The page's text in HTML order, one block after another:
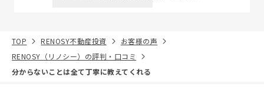
TOP RENOSY不動産投資
お客様の声
RENOSY（リノシー）の評判・口コミ
分からないことは全て丁寧に教えてくれる